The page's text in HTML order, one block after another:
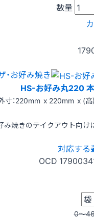
数量
・お好み焼き
HS-お好み丸220
寸：220mm x 220mm x (高
み焼きのテイクアウト向け
対応する
OCD
0〜